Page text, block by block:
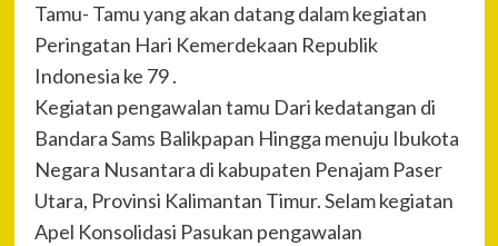
Tamu- Tamu yang akan datang dalam kegiatan
Peringatan Hari Kemerdekaan Republik
Indonesia ke 79 .
Kegiatan pengawalan tamu Dari kedatangan di
Bandara Sams Balikpapan Hingga menuju Ibukota
Negara Nusantara di kabupaten Penajam Paser
Utara, Provinsi Kalimantan Timur. Selam kegiatan
Apel Konsolidasi Pasukan pengawalan